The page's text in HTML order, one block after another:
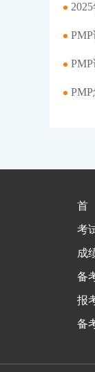
考
成
备
报
备